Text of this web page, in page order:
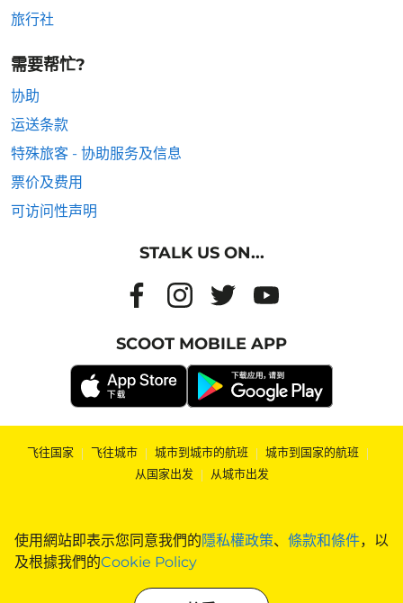
使用網站即表示您同意我們的隱私權政策、 條款和條件，以
及根據我們的Cookie Policy
旅行社
需要帮忙?
协助
运送条款
特殊旅客 - 协助服务及信息
票价及费用
可访问性声明
STALK US ON...
SCOOT MOBILE APP
飞往国家 | 飞往城市 | 城市到城市的航班 | 城市到国家的航班 |
从国家出发 | 从城市出发